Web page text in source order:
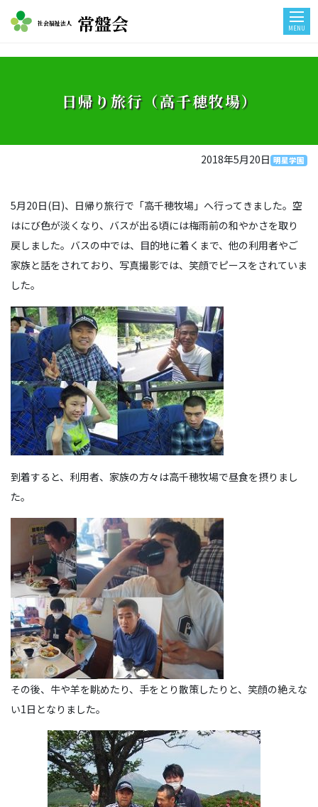
社会福祉法人 常盤会 MENU
日帰り旅行（高千穂牧場）
2018年5月20日 明星学園
5月20日(日)、日帰り旅行で「高千穂牧場」へ行ってきました。空
はにび色が淡くなり、バスが出る頃には梅雨前の和やかさを取り
戻しました。バスの中では、目的地に着くまで、他の利用者やご
家族と話をされており、写真撮影では、笑顔でピースをされていま
した。
到着すると、利用者、家族の方々は高千穂牧場で昼食を摂りまし
た。
その後、牛や羊を眺めたり、手をとり散策したりと、笑顔の絶えな
い1日となりました。